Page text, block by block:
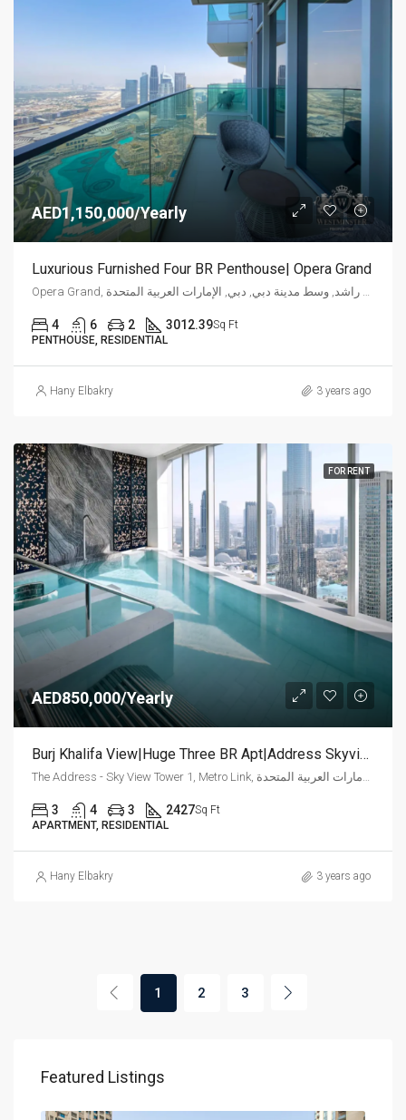
AED1,150,000/Yearly
Luxurious Furnished Four BR Penthouse| Opera Grand
4 6 2 3012.39Sq Ft
PENTHOUSE, RESIDENTIAL
Hany Elbakry 3 years ago
FOR RENT
AED850,000/Yearly
Burj Khalifa View|Huge Three BR Apt|Address Skyview
The Address - Sky View Tower 1, Metro Link, وسط مدينة دبي, دبي, الإمارات العربية المتحدة
3 4 3 2427Sq Ft
APARTMENT, RESIDENTIAL
Hany Elbakry 3 years ago
1 2 3
Featured Listings